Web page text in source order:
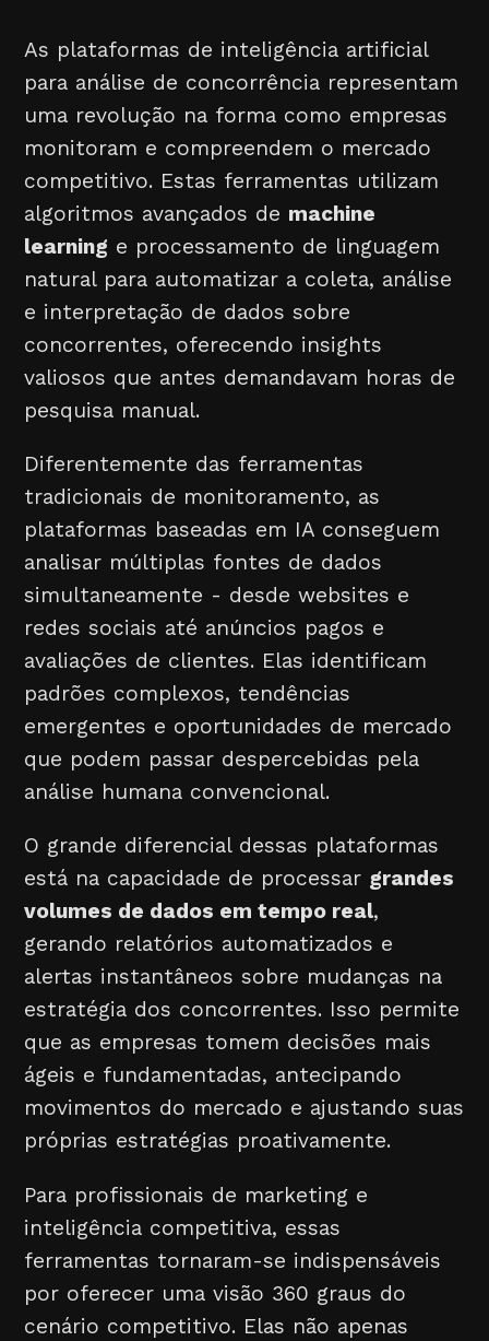
As plataformas de inteligência artificial
para análise de concorrência representam
uma revolução na forma como empresas
monitoram e compreendem o mercado
competitivo. Estas ferramentas utilizam
algoritmos avançados de machine
learning e processamento de linguagem
natural para automatizar a coleta, análise
e interpretação de dados sobre
concorrentes, oferecendo insights
valiosos que antes demandavam horas de
pesquisa manual.
Diferentemente das ferramentas
tradicionais de monitoramento, as
plataformas baseadas em IA conseguem
analisar múltiplas fontes de dados
simultaneamente - desde websites e
redes sociais até anúncios pagos e
avaliações de clientes. Elas identificam
padrões complexos, tendências
emergentes e oportunidades de mercado
que podem passar despercebidas pela
análise humana convencional.
O grande diferencial dessas plataformas
está na capacidade de processar grandes
volumes de dados em tempo real,
gerando relatórios automatizados e
alertas instantâneos sobre mudanças na
estratégia dos concorrentes. Isso permite
que as empresas tomem decisões mais
ágeis e fundamentadas, antecipando
movimentos do mercado e ajustando suas
próprias estratégias proativamente.
Para profissionais de marketing e
inteligência competitiva, essas
ferramentas tornaram-se indispensáveis
por oferecer uma visão 360 graus do
cenário competitivo. Elas não apenas